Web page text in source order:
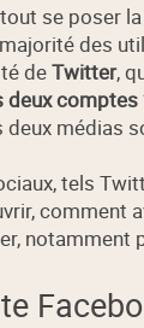
se poser
des
deTwitter,
comptes
médias
tels
comment
notamment